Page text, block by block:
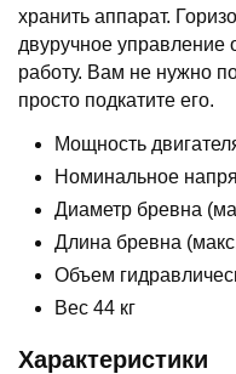
хранить аппарат.
двуручное управление
работу. Вам не нужно
просто подкатите его.
Мощность
Номинальное
Диаметр бревна
Длина бревна
Объем
Вес 44 кг
Характеристики